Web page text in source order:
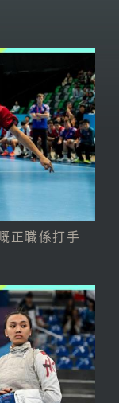
正職係打手